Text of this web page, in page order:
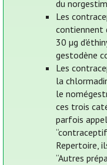
du
Les
contiennent
30 µg
gestodène
Les
la
le
ces trois
parfois
Repertoire,
“Autres